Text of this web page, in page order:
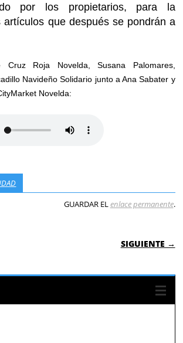
por los propietarios, para la
artículos que después se pondrán a
Roja Novelda, Susana Palomares,
Navideño Solidario junto a Ana Sabater y
Novelda:
GUARDAR ELenlace permanente.
DE ENTRADAS
SIGUIENTE →